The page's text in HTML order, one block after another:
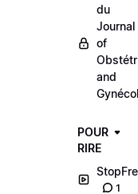
du
Journal
of
and
POUR
RIRE
1